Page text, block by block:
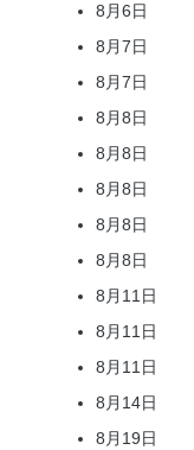
8月6日
8月7日
8月7日
8月8日
8月8日
8月8日
8月8日
8月8日
8月11日
8月11日
8月11日
8月14日
8月19日